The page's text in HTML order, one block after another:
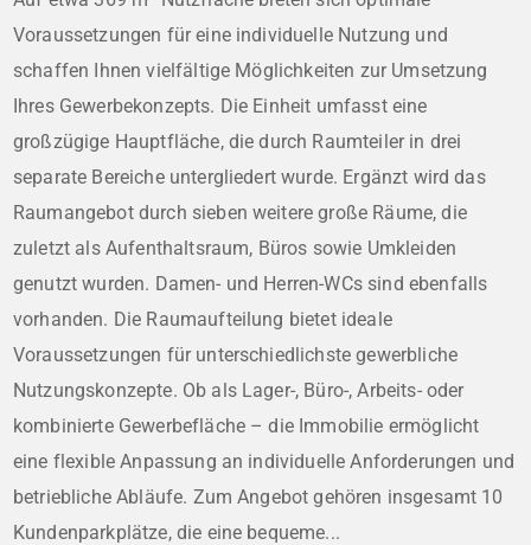
Voraussetzungen für eine individuelle Nutzung und
schaffen Ihnen vielfältige Möglichkeiten zur Umsetzung
Ihres Gewerbekonzepts. Die Einheit umfasst eine
großzügige Hauptfläche, die durch Raumteiler in drei
separate Bereiche untergliedert wurde. Ergänzt wird das
Raumangebot durch sieben weitere große Räume, die
zuletzt als Aufenthaltsraum, Büros sowie Umkleiden
genutzt wurden. Damen- und Herren-WCs sind ebenfalls
vorhanden. Die Raumaufteilung bietet ideale
Voraussetzungen für unterschiedlichste gewerbliche
Nutzungskonzepte. Ob als Lager-, Büro-, Arbeits- oder
kombinierte Gewerbefläche – die Immobilie ermöglicht
eine flexible Anpassung an individuelle Anforderungen und
betriebliche Abläufe. Zum Angebot gehören insgesamt 10
Kundenparkplätze, die eine bequeme...